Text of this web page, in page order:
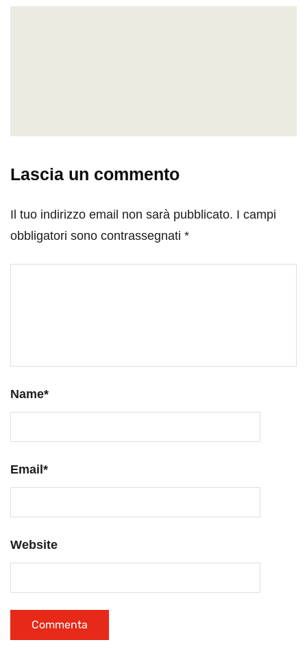
Lascia un commento
Il tuo indirizzo email non sarà pubblicato. I campi
obbligatori sono contrassegnati *
Name*
Email*
Website